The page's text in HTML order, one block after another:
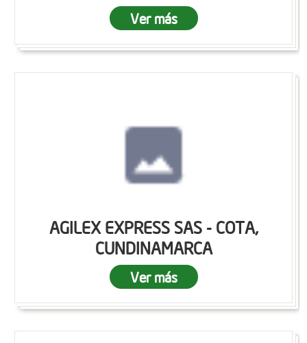
Ver más
AGILEX EXPRESS SAS - COTA,
CUNDINAMARCA
Ver más